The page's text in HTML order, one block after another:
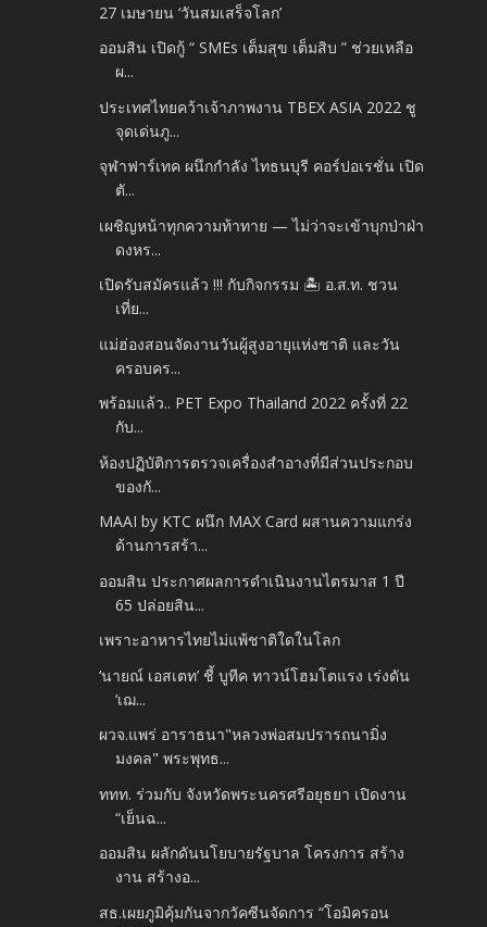
27 เมษายน ‘วันสมเสร็จโลก’
ออมสิน เปิดกู้ “ SMEs เต็มสุข เต็มสิบ ” ช่วยเหลือ
ผ...
ประเทศไทยคว้าเจ้าภาพงาน TBEX ASIA 2022 ชู
จุดเด่นภู...
จุฬาฟาร์เทค ผนึกกำลัง ไทธนบุรี คอร์ปอเรชั่น เปิด
ตั...
เผชิญหน้าทุกความท้าทาย — ไม่ว่าจะเข้าบุกป่าฝ่า
ดงหร...
เปิดรับสมัครแล้ว !!! กับกิจกรรม 🏝 อ.ส.ท. ชวน
เที่ย...
แม่ฮ่องสอนจัดงานวันผู้สูงอายุแห่งชาติ และวัน
ครอบคร...
พร้อมแล้ว.. PET Expo Thailand 2022 ครั้งที่ 22
กับ...
ห้องปฏิบัติการตรวจเครื่องสำอางที่มีส่วนประกอบ
ของกั...
MAAI by KTC ผนึก MAX Card ผสานความแกร่ง
ด้านการสร้า...
ออมสิน ประกาศผลการดำเนินงานไตรมาส 1 ปี
65 ปล่อยสิน...
เพราะอาหารไทยไม่แพ้ชาติใดในโลก
‘นายณ์ เอสเตท’ ชี้ บูทีค ทาวน์โฮมโตแรง เร่งดัน
‘เฌ...
ผวจ.แพร่ อาราธนา"หลวงพ่อสมปรารถนามิ่ง
มงคล" พระพุทธ...
ททท. ร่วมกับ จังหวัดพระนครศรีอยุธยา เปิดงาน
“เย็นฉ...
ออมสิน ผลักดันนโยบายรัฐบาล โครงการ สร้าง
งาน สร้างอ...
สธ.เผยภูมิคุ้มกันจากวัคซีนจัดการ “โอมิครอน